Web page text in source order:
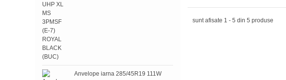
Anvelope iarna 285/45R19 111W
BLIZZAK LM005 XL...
sunt afisate 1 - 5 din 5 produse